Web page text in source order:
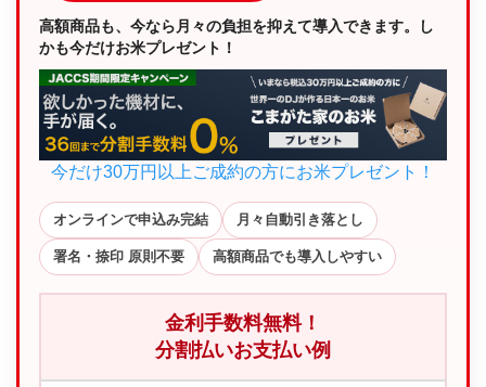
高額商品も、今なら月々の負担を抑えて導入できます。し
かも今だけお米プレゼント！
今だけ30万円以上ご成約の方にお米プレゼント！
オンラインで申込み完結 月々自動引き落とし
署名・捺印 原則不要 高額商品でも導入しやすい
金利手数料無料！
分割払いお支払い例